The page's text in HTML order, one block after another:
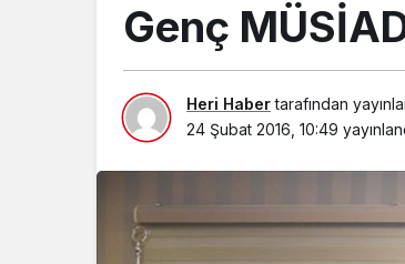
Genç
Heri Habertarafından
24 Şubat 2016, 10:49